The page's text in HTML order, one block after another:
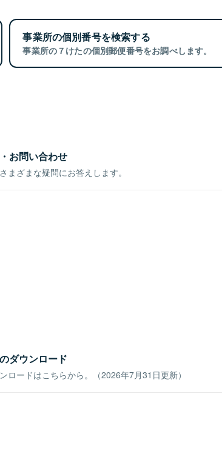
事業所の個別番号を検索する
事業所の７けたの個別郵便番号をお調べします。
お問い合わせ
まざまな疑問にお答えします。
ダウンロード
ロードはこちらから。（2026年7月31日更新）